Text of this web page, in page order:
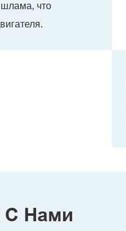
что
С Нами